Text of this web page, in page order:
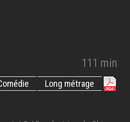
111 min
Long métrage